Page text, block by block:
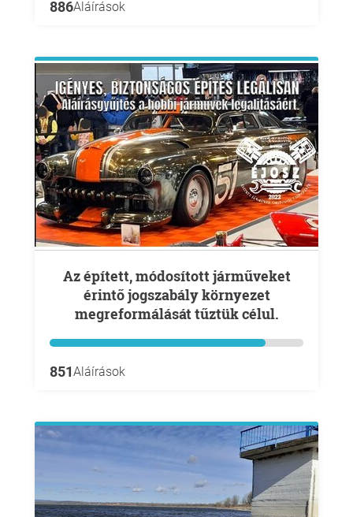
886Aláírások
Az épített, módosított járműveket
érintő jogszabály környezet
megreformálását tűztük célul.
851Aláírások